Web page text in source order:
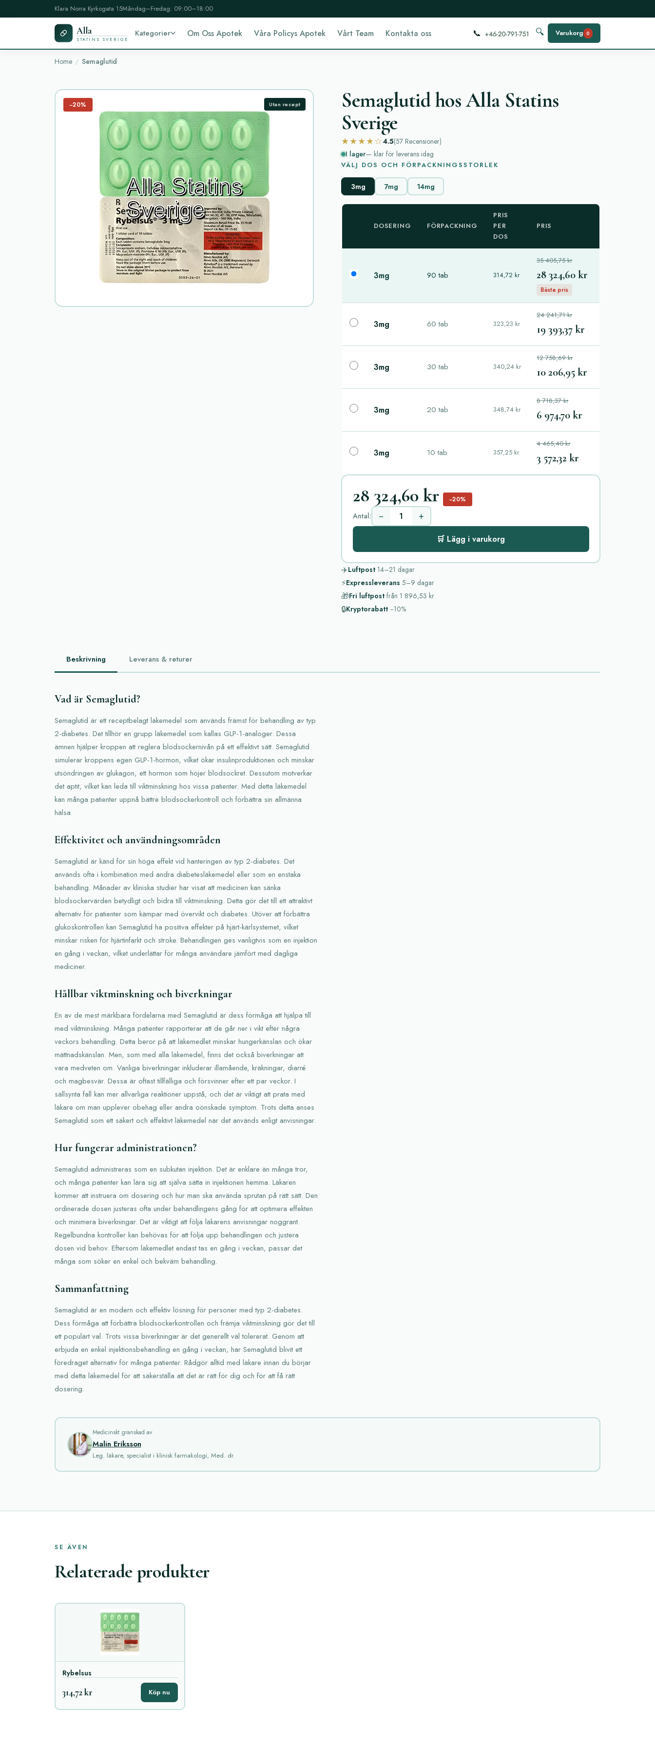
Klara Norra Kyrkogata 15Måndag–Fredag: 09:00–18:00
Alla
STATINS SVERIGE
Kategorier Om Oss Apotek Våra Policys Apotek Vårt Team Kontakta oss 📞 🔍 Varukorg 0
Home Semaglutid
−20% Utan recept
Semaglutid hos Alla Statins
Sverige
★★★★☆4.5(57 Recensioner)
I lager— klar för leverans idag
VÄLJ DOS OCH FÖRPACKNINGSSTORLEK
3mg 7mg 14mg
DOSERING FÖRPACKNING
PRIS
PER
DOS
PRIS
3mg 90 tab 314,72 kr
35 405,75 kr
28 324,60 kr
Bästa pris
3mg 60 tab 323,23 kr
24 241,71 kr
19 393,37 kr
3mg 30 tab 340,24 kr
12 758,69 kr
10 206,95 kr
3mg 20 tab 348,74 kr
8 718,37 kr
6 974,70 kr
3mg 10 tab 357,25 kr
4 465,40 kr
3 572,32 kr
28 324,60 kr −20%
Antal: − +
🛒 Lägg i varukorg
✈️Luftpost 14–21 dagar
⚡Expressleverans 5–9 dagar
🎁Fri luftpost från 1 896,53 kr
🔒Kryptorabatt −10%
Beskrivning Leverans & returer
Vad är Semaglutid?
Semaglutid är ett receptbelagt läkemedel som används främst för behandling av typ
2-diabetes. Det tillhör en grupp läkemedel som kallas GLP-1-analoger. Dessa
ämnen hjälper kroppen att reglera blodsockernivån på ett effektivt sätt. Semaglutid
simulerar kroppens egen GLP-1-hormon, vilket ökar insulinproduktionen och minskar
utsöndringen av glukagon, ett hormon som höjer blodsockret. Dessutom motverkar
det aptit, vilket kan leda till viktminskning hos vissa patienter. Med detta läkemedel
kan många patienter uppnå bättre blodsockerkontroll och förbättra sin allmänna
hälsa.
Effektivitet och användningsområden
Semaglutid är känd för sin höga effekt vid hanteringen av typ 2-diabetes. Det
används ofta i kombination med andra diabetesläkemedel eller som en enstaka
behandling. Månader av kliniska studier har visat att medicinen kan sänka
blodsockervärden betydligt och bidra till viktminskning. Detta gör det till ett attraktivt
alternativ för patienter som kämpar med övervikt och diabetes. Utöver att förbättra
glukoskontrollen kan Semaglutid ha positiva effekter på hjärt-kärlsystemet, vilket
minskar risken för hjärtinfarkt och stroke. Behandlingen ges vanligtvis som en injektion
en gång i veckan, vilket underlättar för många användare jämfört med dagliga
mediciner.
Hållbar viktminskning och biverkningar
En av de mest märkbara fördelarna med Semaglutid är dess förmåga att hjälpa till
med viktminskning. Många patienter rapporterar att de går ner i vikt efter några
veckors behandling. Detta beror på att läkemedlet minskar hungerkänslan och ökar
mättnadskänslan. Men, som med alla läkemedel, finns det också biverkningar att
vara medveten om. Vanliga biverkningar inkluderar illamående, kräkningar, diarré
och magbesvär. Dessa är oftast tillfälliga och försvinner efter ett par veckor. I
sällsynta fall kan mer allvarliga reaktioner uppstå, och det är viktigt att prata med
läkare om man upplever obehag eller andra oönskade symptom. Trots detta anses
Semaglutid som ett säkert och effektivt läkemedel när det används enligt anvisningar.
Hur fungerar administrationen?
Semaglutid administreras som en subkutan injektion. Det är enklare än många tror,
och många patienter kan lära sig att själva sätta in injektionen hemma. Läkaren
kommer att instruera om dosering och hur man ska använda sprutan på rätt sätt. Den
ordinerade dosen justeras ofta under behandlingens gång för att optimera effekten
och minimera biverkningar. Det är viktigt att följa läkarens anvisningar noggrant.
Regelbundna kontroller kan behövas för att följa upp behandlingen och justera
dosen vid behov. Eftersom läkemedlet endast tas en gång i veckan, passar det
många som söker en enkel och bekväm behandling.
Sammanfattning
Semaglutid är en modern och effektiv lösning för personer med typ 2-diabetes.
Dess förmåga att förbättra blodsockerkontrollen och främja viktminskning gör det till
ett populärt val. Trots vissa biverkningar är det generellt väl tolererat. Genom att
erbjuda en enkel injektionsbehandling en gång i veckan, har Semaglutid blivit ett
föredraget alternativ för många patienter. Rådgör alltid med läkare innan du börjar
med detta läkemedel för att säkerställa att det är rätt för dig och för att få rätt
dosering.
Medicinskt granskad av
Malin Eriksson
Leg. läkare, specialist i klinisk farmakologi, Med. dr.
SE ÄVEN
Relaterade produkter
Rybelsus
314,72 kr Köp nu